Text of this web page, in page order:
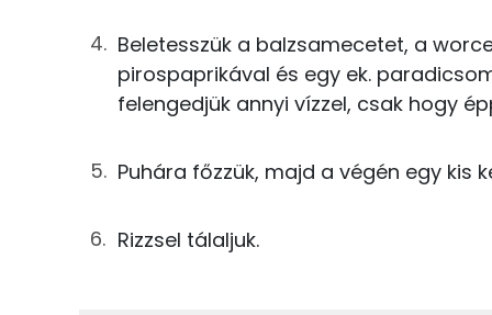
10gnapraforgó olaj
23gvöröshagyma
25g zöldpaprika
Szelén
Kálcium
Beletesszük a balzsamecetet, a
pirospaprikával és egy ek.
felengedjük annyi vízzel, csak hogy
Puhára főzzük, majd a végén egy kis
Rizzsel tálaljuk.